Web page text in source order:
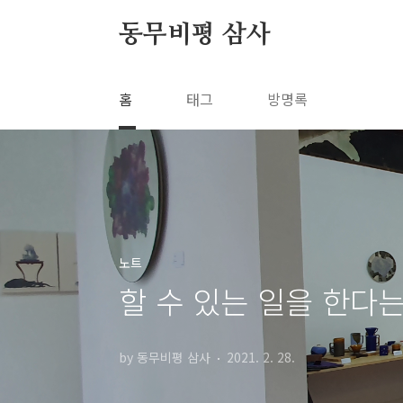
동무비평 삼사
홈 태그 방명록
노트
할 수 있는 일을 한다
by 동무비평 삼사 2021. 2. 28.